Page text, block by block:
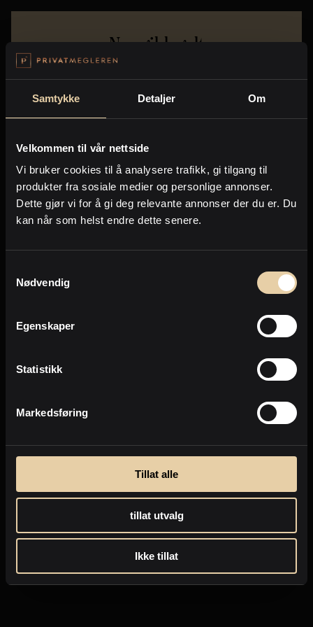
Samtykke Detaljer Om
Velkommen til vår nettside
Vi bruker cookies til å analysere trafikk, gi tilgang til
produkter fra sosiale medier og personlige annonser.
Dette gjør vi for å gi deg relevante annonser der du er. Du
kan når som helst endre dette senere.
Nødvendig
Egenskaper
Statistikk
Markedsføring
Tillat alle
tillat utvalg
Ikke tillat
Noe gikk galt
For spørsmål - Send en henvendelse til support@broker.no